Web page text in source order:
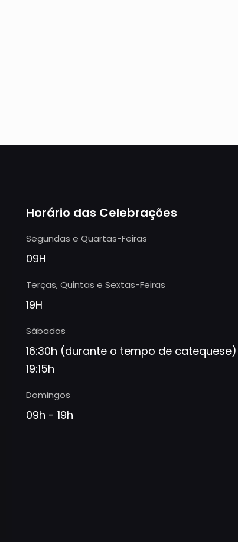
Horário das Celebrações
Segundas e Quartas-Feiras
09H
Terças, Quintas e Sextas-Feiras
19H
Sábados
16:30h (durante o tempo de
19:15h
Domingos
09h - 19h